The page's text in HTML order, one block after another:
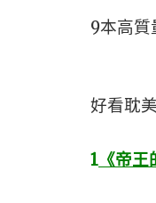
9本高質
好看耽
1 《帝